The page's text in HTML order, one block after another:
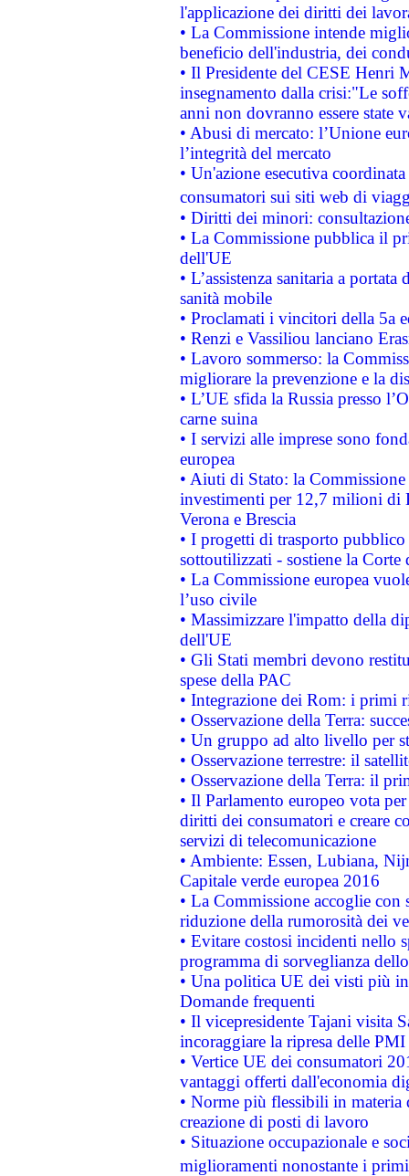
l'applicazione dei diritti dei
• La Commissione intende
beneficio dell'industria, dei
• Il Presidente del CESE Henri
insegnamento dalla crisi:"Le
anni non dovranno essere state
• Abusi di mercato: l’Unione
l’integrità del mercato
• Un'azione esecutiva
consumatori sui siti web di
• Diritti dei minori:
• La Commissione pubblica il
dell'UE
• L’assistenza sanitaria a
sanità mobile
• Proclamati i vincitori della 5a
• Renzi e Vassiliou lanciano
• Lavoro sommerso: la
migliorare la prevenzione e la
• L’UE sfida la Russia presso
carne suina
• I servizi alle imprese sono
europea
• Aiuti di Stato: la
investimenti per 12,7 milioni di
Verona e Brescia
• I progetti di trasporto
sottoutilizzati - sostiene la Corte
• La Commissione europea
l’uso civile
• Massimizzare l'impatto della
dell'UE
• Gli Stati membri devono
spese della PAC
• Integrazione dei Rom: i primi
• Osservazione della Terra:
• Un gruppo ad alto livello per
• Osservazione terrestre: il
• Osservazione della Terra: il
• Il Parlamento europeo vota
diritti dei consumatori e creare
servizi di telecomunicazione
• Ambiente: Essen, Lubiana,
Capitale verde europea 2016
• La Commissione accoglie
riduzione della rumorosità dei
• Evitare costosi incidenti nello
programma di sorveglianza
• Una politica UE dei visti più
Domande frequenti
• Il vicepresidente Tajani visita
incoraggiare la ripresa delle
• Vertice UE dei consumatori
vantaggi offerti dall'economia
• Norme più flessibili in materia
creazione di posti di lavoro
• Situazione occupazionale e
miglioramenti nonostante i